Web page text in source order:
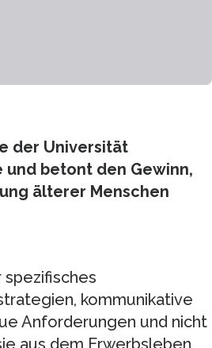
der Universität
betont den Gewinn,
älterer Menschen
kommunikative
Anforderungen und nicht